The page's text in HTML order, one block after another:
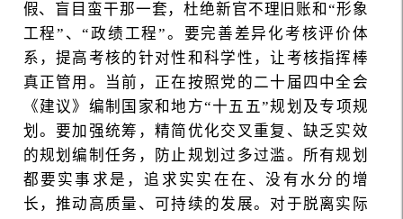
假、盲目蛮干那一套，杜绝新官不理旧账和“形象
工程”、“政绩工程”。要完善差异化考核评价体
系，提高考核的针对性和科学性，让考核指挥棒
真正管用。当前，正在按照党的二十届四中全会
《建议》编制国家和地方“十五五”规划及专项规
划。要加强统筹，精简优化交叉重复、缺乏实效
的规划编制任务，防止规划过多过滥。所有规划
都要实事求是，追求实实在在、没有水分的增
长，推动高质量、可持续的发展。对于脱离实际